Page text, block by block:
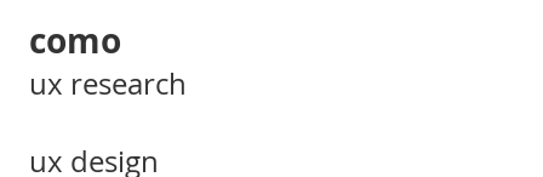
como
ux research
ux design